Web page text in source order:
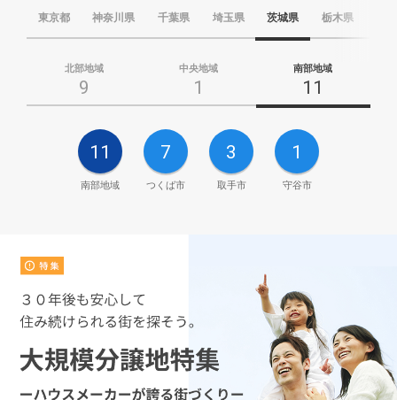
東京都 神奈川県 千葉県 埼玉県 茨城県 栃木県
北部地域
9
中央地域
1
南部地域
11
11
南部地域
7
つくば市
3
取手市
1
守谷市